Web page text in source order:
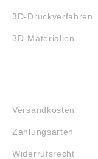
3D-Druckverfahren
3D-Materialien
Versandkosten
Zahlungsarten
Widerrufsrecht